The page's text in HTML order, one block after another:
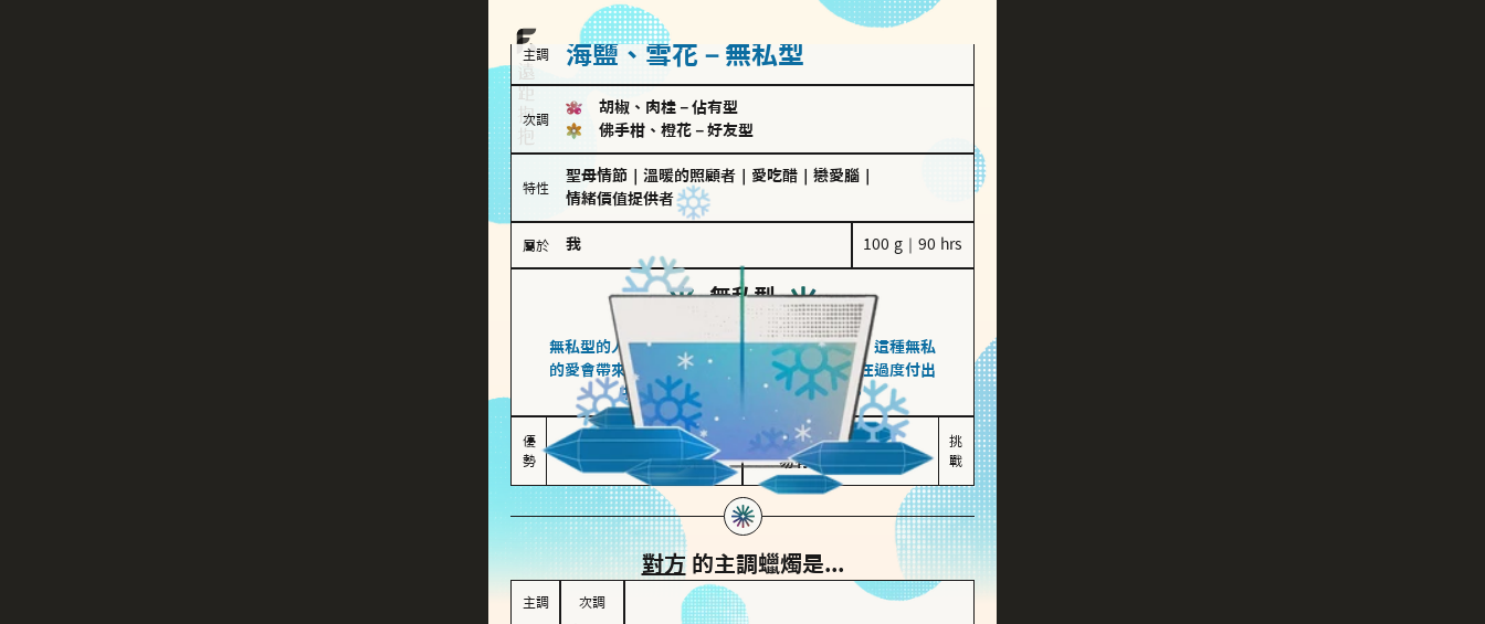
主調 海鹽、雪花－無私型
次調
胡椒、肉桂 － 佔有型
佛手柑、橙花 － 好友型
特性
聖母情節 溫暖的照顧者 愛吃醋 戀愛腦
情緒價值提供者
屬於 我 100 g｜90 hrs
無私型
海鹽、雪花
無私型的人傾向用心呵護、滿足另一半的需求，這種無私
的愛會帶來緊密的關係連結，但也可能讓他們在過度付出
中迷失自我，忽略自己真正的需求。
優
勢
無私奉獻
讓伴侶感受到關懷
較難設立界線
易有強烈情感依賴
挑
戰
對方的主調蠟燭是...
主調 次調